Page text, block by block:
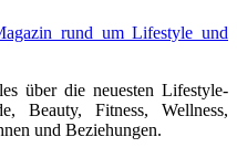
rund um Lifestyle und
über die neuesten Lifestyle-
Beauty, Fitness, Wellness,
und Beziehungen.